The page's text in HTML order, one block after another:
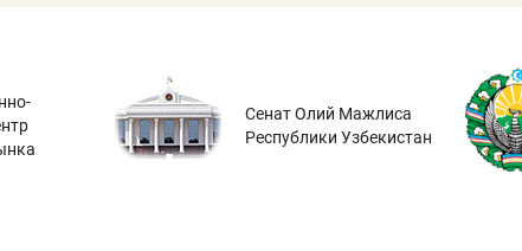
Сенат Олий Мажлиса
Республики Узбекистан